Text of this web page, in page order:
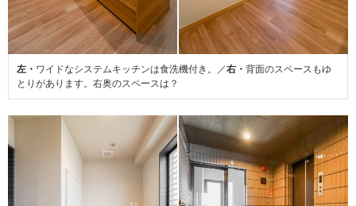
左・ ワイドなシステムキッチンは食洗機付き。／右・ 背面のスペースもゆ
とりがあります。右奥のスペースは？